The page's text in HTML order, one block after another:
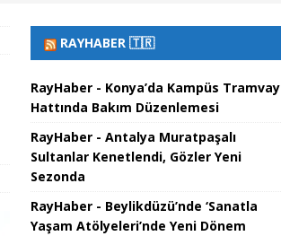
RAYHABER 🇹🇷
RayHaber - Konya’da Kampüs Tramvay
Hattında Bakım Düzenlemesi
RayHaber - Antalya Muratpaşalı
Sultanlar Kenetlendi, Gözler Yeni
Sezonda
RayHaber - Beylikdüzü’nde ‘Sanatla
Yaşam Atölyeleri’nde Yeni Dönem